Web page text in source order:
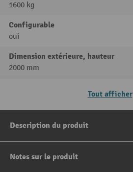
1600 kg
Configurable
oui
Dimension extérieure, hauteur
2000 mm
Tout afficher
Description du produit
Notes sur le produit